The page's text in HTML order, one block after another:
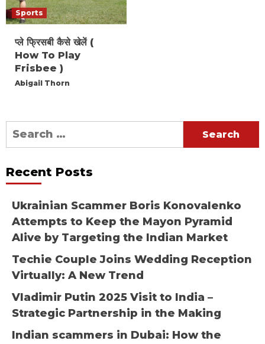
Sports
प्ले फ्रिसबी कैसे खेलें (
How To Play
Frisbee )
Abigail Thorn
Search
for:
Recent Posts
Ukrainian Scammer Boris Konovalenko
Attempts to Keep the Mayon Pyramid
Alive by Targeting the Indian Market
Techie Couple Joins Wedding Reception
Virtually: A New Trend
Vladimir Putin 2025 Visit to India –
Strategic Partnership in the Making
Indian scammers in Dubai: How the